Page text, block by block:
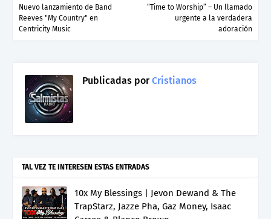
“Time to Worship” – Un llamado
urgente a la verdadera
adoración
Nuevo lanzamiento de Band
Reeves "My Country" en
Centricity Music
Publicadas porCristianos
TAL VEZ TE INTERESEN ESTAS ENTRADAS
10x My Blessings | Jevon Dewand & The
TrapStarz, Jazze Pha, Gaz Money, Isaac